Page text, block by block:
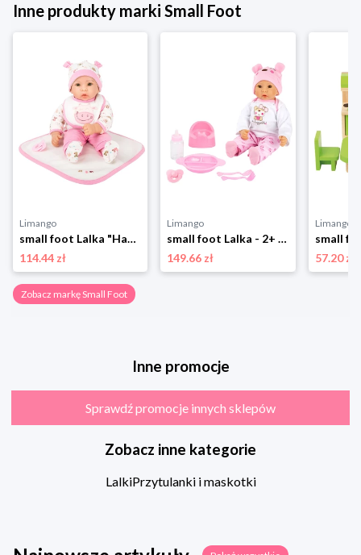
Inne produkty marki Small Foot
Limango
small foot Lalka "Hanna" - 2+ rozmiar: onesize
114.44 zł
Limango
small foot Lalka - 2+ rozmiar: onesize
149.66 zł
Limango
57.20 zł
Zobacz markę Small Foot
Inne promocje
Sprawdź promocje innych sklepów
Zobacz inne kategorie
LalkiPrzytulanki i maskotki